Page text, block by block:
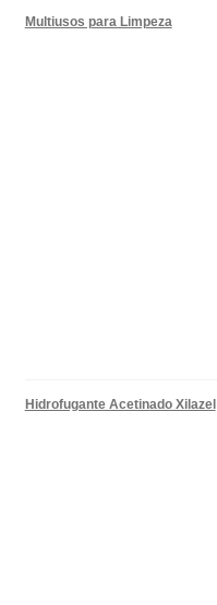
Multiusos para Limpeza
Hidrofugante Acetinado Xilazel